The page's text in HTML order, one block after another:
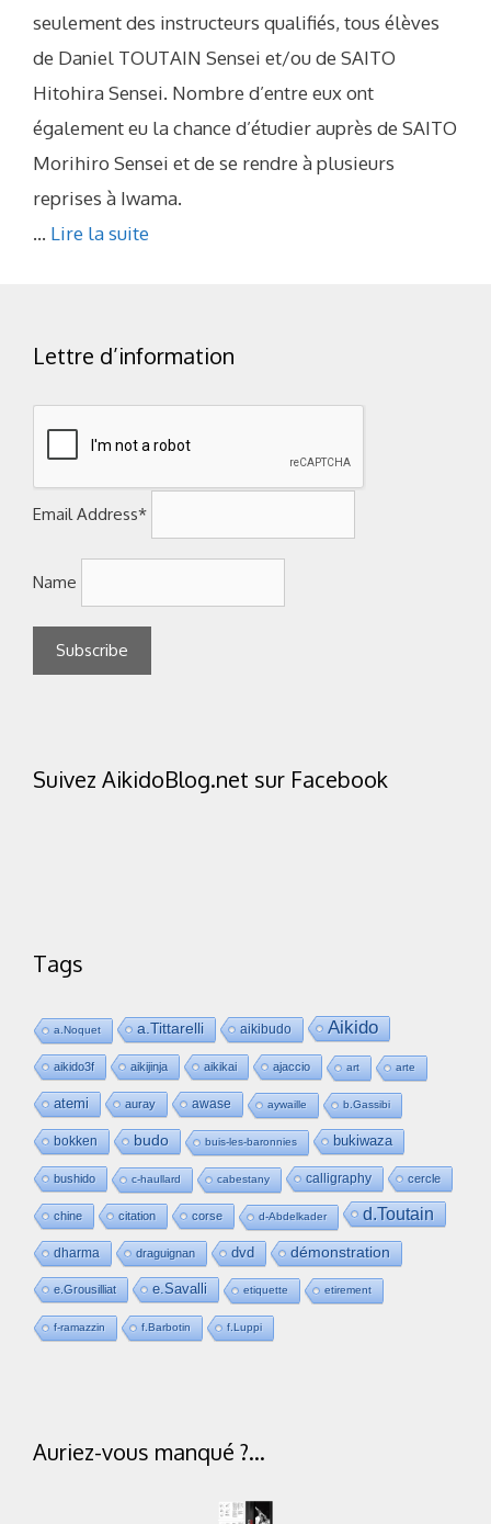
seulement des instructeurs qualifiés, tous élèves
de Daniel TOUTAIN Sensei et/ou de SAITO
Hitohira Sensei. Nombre d’entre eux ont
également eu la chance d’étudier auprès de SAITO
Morihiro Sensei et de se rendre à plusieurs
reprises à Iwama.
... Lire la suite
Lettre d’information
Email Address*
Name
Suivez AikidoBlog.net sur Facebook
Tags
a.Noquet a.Tittarelli aikibudo Aikido
aikido3f aikijinja aikikai ajaccio art arte
atemi auray awase aywaille b.Gassibi
bokken budo buis-les-baronnies bukiwaza
bushido c-haullard cabestany calligraphy cercle
chine citation corse d-Abdelkader d.Toutain
dharma draguignan dvd démonstration
e.Grousilliat e.Savalli etiquette etirement
f-ramazzin f.Barbotin f.Luppi
Auriez-vous manqué ?…